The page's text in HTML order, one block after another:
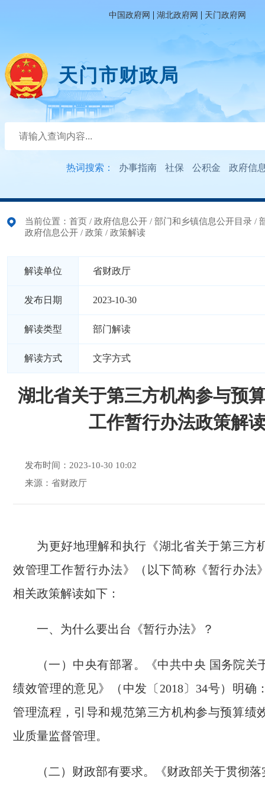
中国政府网 | 湖北政府网 | 天门政府网
天门市财政局
热词搜索： 办事指南 社保 公积金 政府信
当前位置： 首页 / 政府信息公开 / 部门和乡镇信息公开目录 /
政府信息公开 / 政策 / 政策解读
解读单位 省财政厅
发布日期 2023-10-30
解读类型 部门解读
解读方式 文字方式
湖北省关于第三方机构参与预
工作暂行办法政策解
发布时间：2023-10-30 10:02
来源：省财政厅
为更好地理解和执行《湖北省关于第三方
效管理工作暂行办法》（以下简称《暂行办法
相关政策解读如下：
一、为什么要出台《暂行办法》？
（一）中央有部署。《中共中央 国务院关
绩效管理的意见》（中发〔2018〕34号）明确
管理流程，引导和规范第三方机构参与预算绩
业质量监督管理。
（二）财政部有要求。《财政部关于贯彻